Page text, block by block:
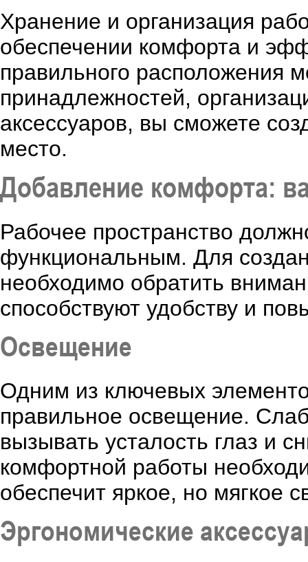
Хранение и организация
обеспечении комфорта и
правильного расположения
принадлежностей,
аксессуаров, вы сможете
место.
Добавление комфорта:
Рабочее пространство
функциональным. Для
необходимо обратить
способствуют удобству и
Освещение
Одним из ключевых
правильное освещение.
вызывать усталость глаз и
комфортной работы
обеспечит яркое, но мягкое
Эргономические